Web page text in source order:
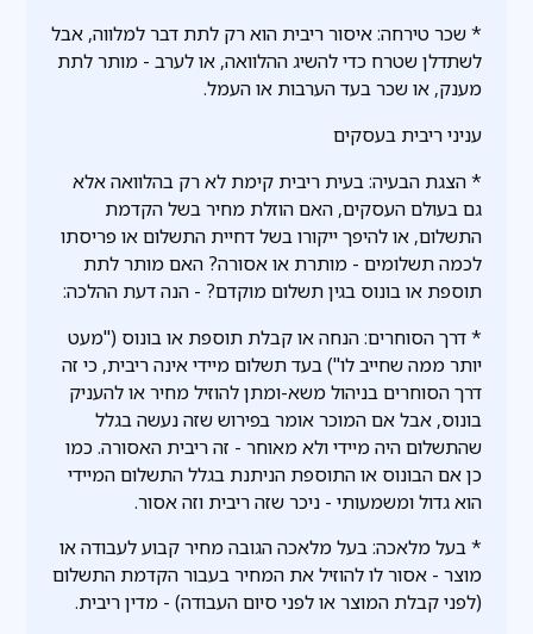
* שכר טירחה: איסור ריבית הוא רק לתת דבר למלווה, אבל
לשתדלן שטרח כדי להשיג ההלוואה, או לערב - מותר לתת
מענק, או שכר בעד הערבות או העמל.
עניני ריבית בעסקים
* הצגת הבעיה: בעית ריבית קימת לא רק בהלוואה אלא
גם בעולם העסקים, האם הוזלת מחיר בשל הקדמת
התשלום, או להיפך ייקורו בשל דחיית התשלום או פריסתו
לכמה תשלומים - מותרת או אסורה? האם מותר לתת
תוספת או בונוס בגין תשלום מוקדם? - הנה דעת ההלכה:
* דרך הסוחרים: הנחה או קבלת תוספת או בונוס ("מעט
יותר ממה שחייב לו") בעד תשלום מיידי אינה ריבית, כי זה
דרך הסוחרים בניהול משא-ומתן להוזיל מחיר או להעניק
בונוס, אבל אם המוכר אומר בפירוש שזה נעשה בגלל
שהתשלום היה מיידי ולא מאוחר - זה ריבית האסורה. כמו
כן אם הבונוס או התוספת הניתנת בגלל התשלום המיידי
הוא גדול ומשמעותי - ניכר שזה ריבית וזה אסור.
* בעל מלאכה: בעל מלאכה הגובה מחיר קבוע לעבודה או
מוצר - אסור לו להוזיל את המחיר בעבור הקדמת התשלום
(לפני קבלת המוצר או לפני סיום העבודה) - מדין ריבית.